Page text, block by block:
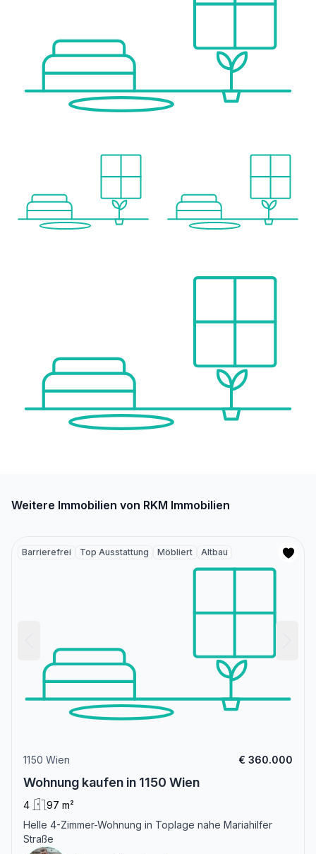
Weitere Immobilien von RKM Immobilien
Barrierefrei Top Ausstattung Möbliert Altbau
1150 Wien € 360.000
Wohnung kaufen in 1150 Wien
4
97 m²
Helle 4-Zimmer-Wohnung in Toplage nahe Mariahilfer
Straße